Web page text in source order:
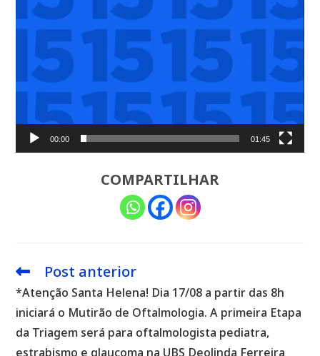
00:00 01:45
COMPARTILHAR
Leia
artigos
Post anterior
*Atenção Santa Helena! Dia 17/08 a partir das 8h
iniciará o Mutirão de Oftalmologia. A primeira Etapa
da Triagem será para oftalmologista pediatra,
estrabismo e glaucoma na UBS Deolinda Ferreira